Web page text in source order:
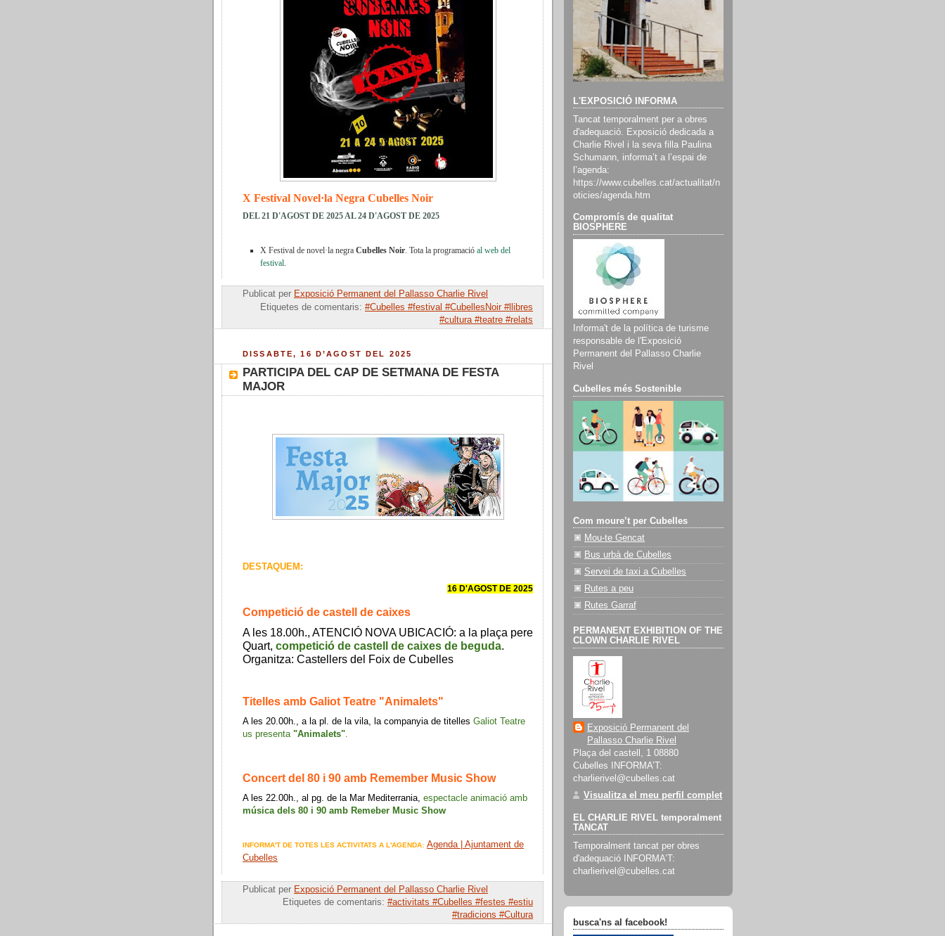
X Festival Novel·la Negra Cubelles Noir
DEL 21 D'AGOST DE 2025 AL 24 D'AGOST DE 2025
X Festival de novel·la negra Cubelles Noir. Tota la programació al web del
festival.
Publicat per Exposició Permanent del Pallasso Charlie Rivel
Etiquetes de comentaris: #Cubelles #festival #CubellesNoir #llibres
#cultura #teatre #relats
DISSABTE, 16 D’AGOST DEL 2025
PARTICIPA DEL CAP DE SETMANA DE FESTA
MAJOR
DESTAQUEM:
16 D'AGOST DE 2025
Competició de castell de caixes
A les 18.00h., ATENCIÓ NOVA UBICACIÓ: a la plaça pere
Quart, competició de castell de caixes de beguda.
Organitza: Castellers del Foix de Cubelles
Titelles amb Galiot Teatre "Animalets"
A les 20.00h., a la pl. de la vila, la companyia de titelles Galiot Teatre
us presenta "Animalets"
Concert del 80 i 90 amb Remember Music Show
A les 22.00h., al pg. de la Mar Mediterrania, espectacle animació amb
música dels 80 i 90 amb Remeber Music Show
INFORMA'T DE TOTES LES ACTIVITATS A L'AGENDA: Agenda | Ajuntament de
Cubelles
Publicat per Exposició Permanent del Pallasso Charlie Rivel
Etiquetes de comentaris: #activitats #Cubelles #festes #estiu
#tradicions #Cultura
L'EXPOSICIÓ INFORMA
Tancat temporalment per a obres
d'adequació. Exposició dedicada a
Charlie Rivel i la seva filla Paulina
Schumann, informa’t a l’espai de
l’agenda:
https://www.cubelles.cat/actualitat/n
oticies/agenda.htm
Compromís de qualitat
BIOSPHERE
Informa't de la política de turisme
responsable de l'Exposició
Permanent del Pallasso Charlie
Rivel
Cubelles més Sostenible
Com moure’t per Cubelles
Mou-te Gencat
Bus urbà de Cubelles
Servei de taxi a Cubelles
Rutes a peu
Rutes Garraf
PERMANENT EXHIBITION OF THE
CLOWN CHARLIE RIVEL
Exposició Permanent del
Pallasso Charlie Rivel
Plaça del castell, 1 08880
Cubelles INFORMA’T:
charlierivel@cubelles.cat
Visualitza el meu perfil complet
EL CHARLIE RIVEL temporalment
TANCAT
Temporalment tancat per obres
d'adequació INFORMA’T:
charlierivel@cubelles.cat
busca'ns al facebook!